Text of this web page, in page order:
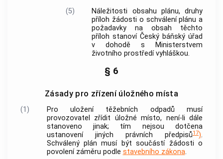
(5)
Náležitosti obsahu plánu, druhy
příloh žádosti o schválení plánu a
požadavky na obsah těchto
příloh stanoví Český báňský úřad
v dohodě s Ministerstvem
životního prostředí vyhláškou.
§ 6
Zásady pro zřízení úložného místa
(1) Pro uložení těžebních odpadů musí
provozovatel
zřídit úložné místo, není-li dále
stanoveno jinak; tím nejsou dotčena
ustanovení jiných právních předpisů17).
Schválený plán musí být součástí žádosti o
povolení záměru podle stavebního zákona.